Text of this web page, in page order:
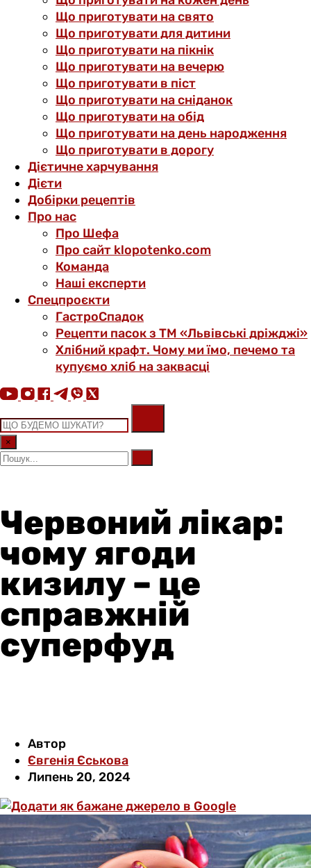
Що приготувати на свято
Що приготувати для дитини
Що приготувати на пікнік
Що приготувати на вечерю
Що приготувати в піст
Що приготувати на сніданок
Що приготувати на обід
Що приготувати на день народження
Що приготувати в дорогу
Дієтичне харчування
Дієти
Добірки рецептів
Про нас
Про Шефа
Про сайт klopotenko.com
Команда
Наші експерти
Спецпроєкти
ГастроСпадок
Рецепти пасок з ТМ «Львівські дріжджі»
Хлібний крафт. Чому ми їмо, печемо та
купуємо хліб на заквасці
×
Червоний лікар:
чому ягоди
кизилу – це
справжній
суперфуд
Автор
Євгенія Єськова
Липень 20, 2024